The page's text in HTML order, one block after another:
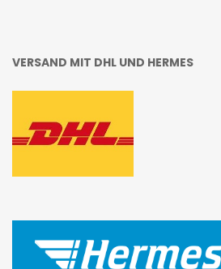
VERSAND MIT DHL UND HERMES